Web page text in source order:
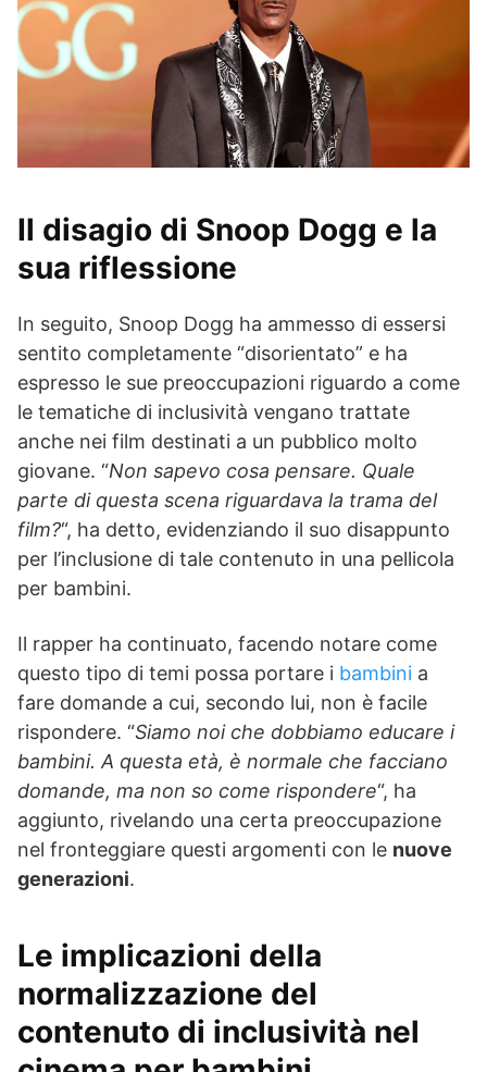
Il disagio di Snoop Dogg e la
sua riflessione
In seguito, Snoop Dogg ha ammesso di essersi
sentito completamente “disorientato” e ha
espresso le sue preoccupazioni riguardo a come
le tematiche di inclusività vengano trattate
anche nei film destinati a un pubblico molto
giovane. “Non sapevo cosa pensare. Quale
parte di questa scena riguardava la trama del
film?“, ha detto, evidenziando il suo disappunto
per l’inclusione di tale contenuto in una pellicola
per bambini.
Il rapper ha continuato, facendo notare come
questo tipo di temi possa portare i bambini a
fare domande a cui, secondo lui, non è facile
rispondere. “Siamo noi che dobbiamo educare i
bambini. A questa età, è normale che facciano
domande, ma non so come rispondere“, ha
aggiunto, rivelando una certa preoccupazione
nel fronteggiare questi argomenti con le nuove
generazioni.
Le implicazioni della
normalizzazione del
contenuto di inclusività nel